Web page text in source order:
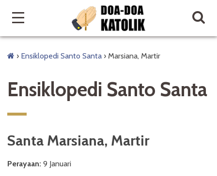
› Ensiklopedi Santo Santa › Marsiana, Martir
Ensiklopedi Santo Santa
Santa Marsiana, Martir
Perayaan: 9 Januari